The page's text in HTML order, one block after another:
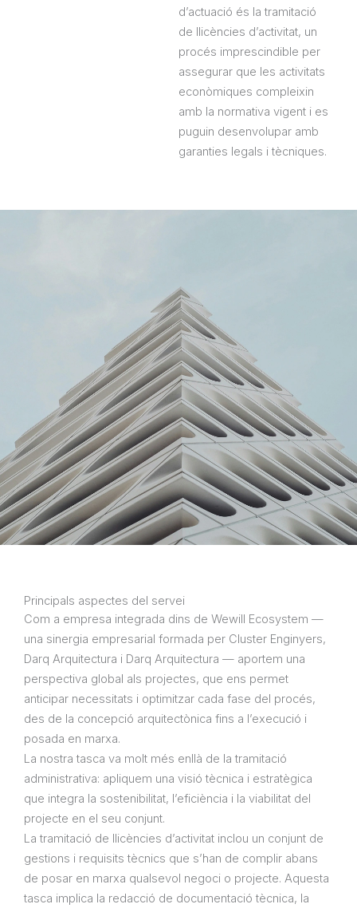
d’actuació és la tramitació
de llicències d’activitat, un
procés imprescindible per
assegurar que les activitats
econòmiques compleixin
amb la normativa vigent i es
puguin desenvolupar amb
garanties legals i tècniques.
Principals aspectes del servei
Com a empresa integrada dins de Wewill Ecosystem —
una sinergia empresarial formada per Cluster Enginyers,
Darq Arquitectura i Darq Arquitectura — aportem una
perspectiva global als projectes, que ens permet
anticipar necessitats i optimitzar cada fase del procés,
des de la concepció arquitectònica fins a l’execució i
posada en marxa.
La nostra tasca va molt més enllà de la tramitació
administrativa: apliquem una visió tècnica i estratègica
que integra la sostenibilitat, l’eficiència i la viabilitat del
projecte en el seu conjunt.
La tramitació de llicències d’activitat inclou un conjunt de
gestions i requisits tècnics que s’han de complir abans
de posar en marxa qualsevol negoci o projecte. Aquesta
tasca implica la redacció de documentació tècnica, la